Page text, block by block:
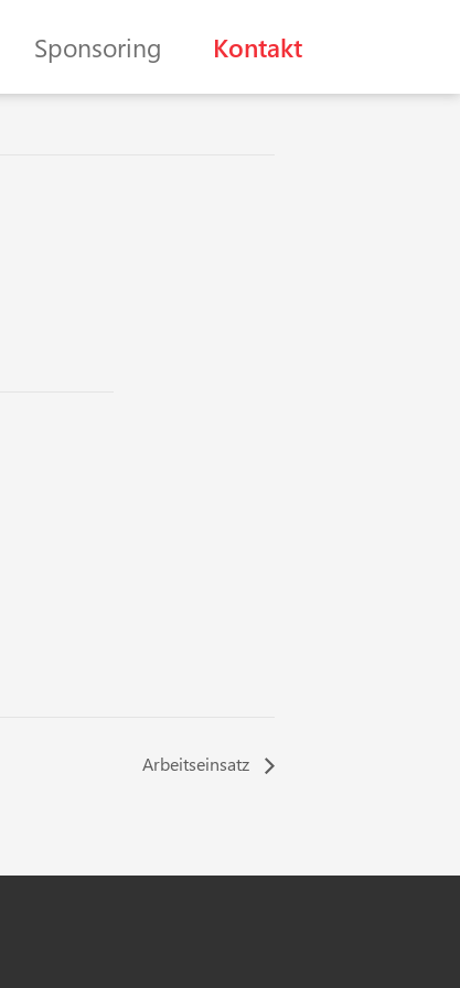
Sponsoring Kontakt
Arbeitseinsatz